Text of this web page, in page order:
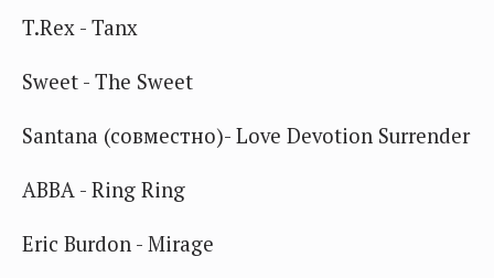
T.Rex - Tanx
Sweet - The Sweet
Santana (совместно)- Love Devotion Surrender
ABBA - Ring Ring
Eric Burdon - Mirage